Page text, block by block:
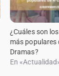
¿Cuáles son
más populares
Dramas?
En